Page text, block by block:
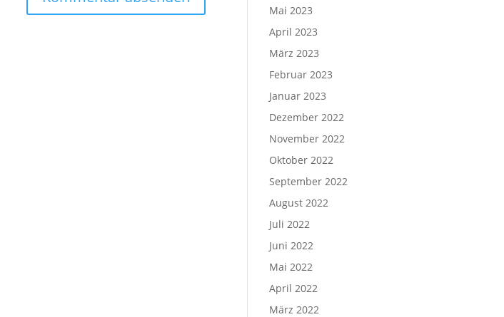
Mai 2023
April 2023
März 2023
Februar 2023
Januar 2023
Dezember 2022
November 2022
Oktober 2022
September 2022
August 2022
Juli 2022
Juni 2022
Mai 2022
April 2022
März 2022